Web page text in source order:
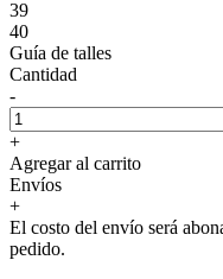
39
40
Guía de talles
Cantidad
-
+
Agregar al carrito
Envíos
+
El costo del envío será
pedido.